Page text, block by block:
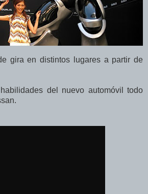
gira en distintos lugares a partir de
del nuevo automóvil todo